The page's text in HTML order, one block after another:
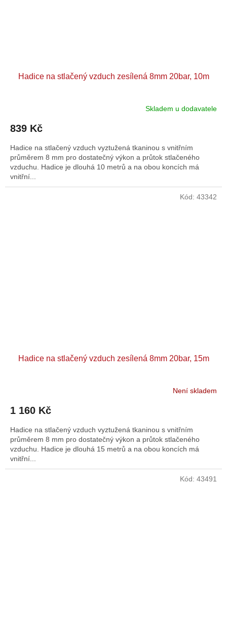
Hadice na stlačený vzduch zesílená 8mm 20bar, 10m
Skladem u dodavatele
839 Kč
Hadice na stlačený vzduch vyztužená tkaninou s vnitřním
průměrem 8 mm pro dostatečný výkon a průtok stlačeného
vzduchu. Hadice je dlouhá 10 metrů a na obou koncích má
vnitřní...
Hadice na stlačený vzduch zesílená 8mm 20bar, 15m
Není skladem
1 160 Kč
Hadice na stlačený vzduch vyztužená tkaninou s vnitřním
průměrem 8 mm pro dostatečný výkon a průtok stlačeného
vzduchu. Hadice je dlouhá 15 metrů a na obou koncích má
vnitřní...
Kód: 43342
Kód: 43491